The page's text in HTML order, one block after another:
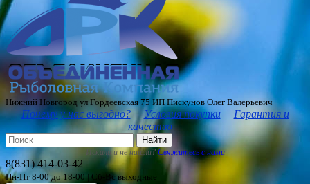
Нижний Новгород ул Гордеевская 75 ИП Пискунов Олег Валерьевич
Почему у нас выгодно? Условия покупки
Гарантия и
качество
Найти
Искали и не нашли? Свяжитесь с нами
8(831) 414-03-42
Пн-Пт 8-00 до 18-00 | Сб-Вс выходные